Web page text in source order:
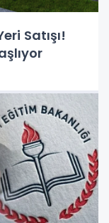
Satışı!